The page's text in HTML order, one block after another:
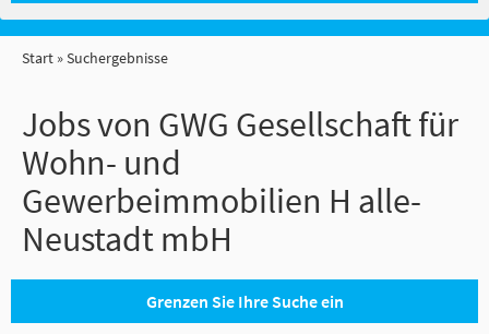
Start Suchergebnisse
Jobs von GWG Gesellschaft für
Wohn- und
Gewerbeimmobilien H alle-
Neustadt mbH
Grenzen Sie Ihre Suche ein